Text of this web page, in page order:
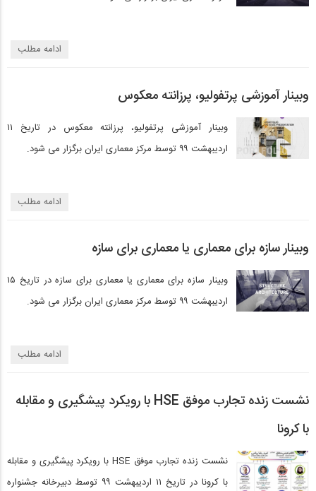
ادامه مطلب
وبینار آموزشی پرتفولیو، پرزانته معکوس
وبینار آموزشی پرتفولیو، پرزانته معکوس در تاریخ ۱۱
اردیبهشت ۹۹ توسط مرکز معماری ایران برگزار می شود.
ادامه مطلب
وبینار سازه برای معماری یا معماری برای سازه
وبینار سازه برای معماری یا معماری برای سازه در تاریخ ۱۵
اردیبهشت ۹۹ توسط مرکز معماری ایران برگزار می شود.
ادامه مطلب
نشست زنده تجارب موفق HSE با رویکرد پیشگیری و مقابله
با کرونا
نشست زنده تجارب موفق HSE با رویکرد پیشگیری و مقابله
با کرونا در تاریخ ۱۱ اردیبهشت ۹۹ توسط دبیرخانه جشنواره